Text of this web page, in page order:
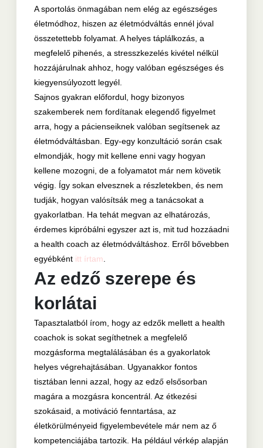
A sportolás önmagában nem elég az egészséges
életmódhoz, hiszen az életmódváltás ennél jóval
összetettebb folyamat. A helyes táplálkozás, a
megfelelő pihenés, a stresszkezelés kivétel nélkül
hozzájárulnak ahhoz, hogy valóban egészséges és
kiegyensúlyozott legyél.
Sajnos gyakran előfordul, hogy bizonyos
szakemberek nem fordítanak elegendő figyelmet
arra, hogy a pácienseiknek valóban segítsenek az
életmódváltásban. Egy-egy konzultáció során csak
elmondják, hogy mit kellene enni vagy hogyan
kellene mozogni, de a folyamatot már nem követik
végig. Így sokan elvesznek a részletekben, és nem
tudják, hogyan valósítsák meg a tanácsokat a
gyakorlatban. Ha tehát megvan az elhatározás,
érdemes kipróbálni egyszer azt is, mit tud hozzáadni
a health coach az életmódváltáshoz. Erről bővebben
egyébként itt írtam.
Az edző szerepe és
korlátai
Tapasztalatból írom, hogy az edzők mellett a health
coachok is sokat segíthetnek a megfelelő
mozgásforma megtalálásában és a gyakorlatok
helyes végrehajtásában. Ugyanakkor fontos
tisztában lenni azzal, hogy az edző elsősorban
magára a mozgásra koncentrál. Az étkezési
szokásaid, a motiváció fenntartása, az
életkörülményeid figyelembevétele már nem az ő
kompetenciájába tartozik. Ha például vérkép alapján